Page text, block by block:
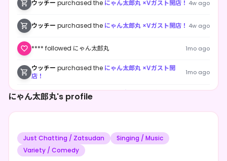
にゃん太郎丸's profile
Just Chatting / Zatsudan
Singing / Music
Variety / Comedy
ウッチー purchased the にゃん太郎丸 ×Vガスト開店！ 4w ago
ウッチー purchased the にゃん太郎丸 ×Vガスト開店！ 4w ago
**** followed にゃん太郎丸 1mo ago
ウッチー purchased the にゃん太郎丸 ×Vガスト開
店！
1mo ago
ウッチーpurchased theにゃん太郎丸 ×Vガスト開
店！
**** shared にゃん太郎丸's page